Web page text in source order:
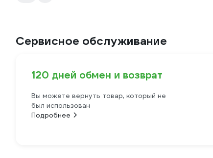
Сервисное обслуживание
120 дней обмен и возврат
Вы можете вернуть товар, который не
был использован
Подробнее